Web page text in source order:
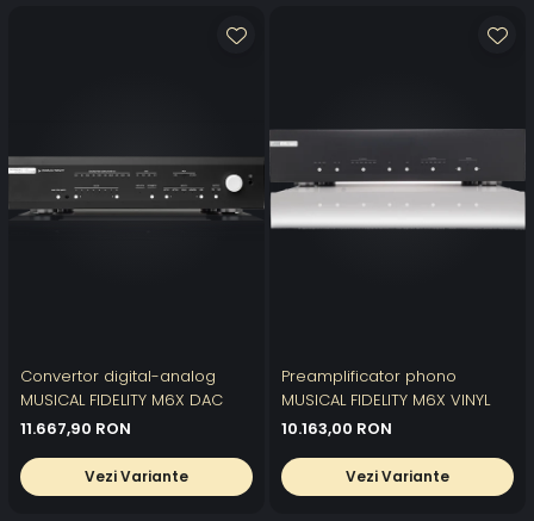
Convertor digital-analog
MUSICAL FIDELITY M6X DAC
11.667,90 RON
Vezi Variante
Preamplificator phono
MUSICAL FIDELITY M6X VINYL
10.163,00 RON
Vezi Variante